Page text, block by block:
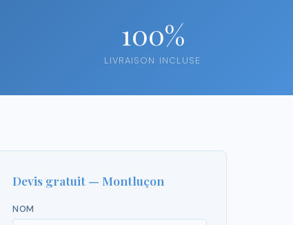
100%
LIVRAISON INCLUSE
Devis gratuit — Montluçon
NOM